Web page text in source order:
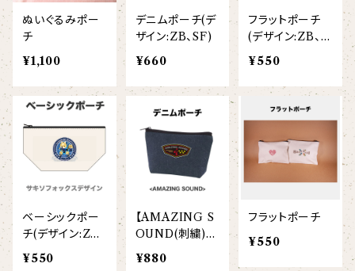
【unit】
オリジナルイラストTシャツ
侍BRASSTシャツ
【vividtypo】
【wreath】
【custom_point】
【chara】
【custom_point】
【Allstar】
【embrem_American】
【Amazing player】
ハット・ネックウォーマー
ソックス
ネクタイ
ラグランTシャツ
カズンバク
雲豹（ウンピョウ）
アムールヒョウ
白ヤギ
黒ヤギ
バク一族
パーカッションチーム
ぬいぐるみポー
チ
¥1,100
デニムポーチ(デ
ザイン:ZB、SF)
¥660
フラットポーチ
(デザイン:ZB、S
F)
¥550
ベーシックポー
チ(デザイン:ZB、
SF)
¥550
【AMAZING S
OUND(刺繍)】
デニムポーチ
¥880
フラットポーチ
¥550